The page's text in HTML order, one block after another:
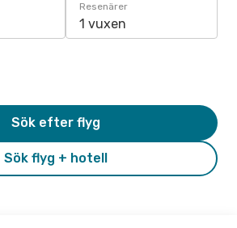
Resenärer
1 vuxen
Sök flyg + hotell
Sök efter flyg